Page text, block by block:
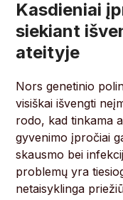
Kasdieniai
siekiant
ateityje
Nors genetinio
visiškai išvengti
rodo, kad tinkama
gyvenimo įpročiai
skausmo bei
problemų yra
netaisyklinga